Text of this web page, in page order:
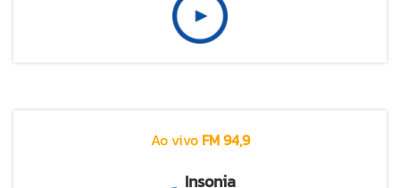
Ao vivo FM 94,9
Insonia